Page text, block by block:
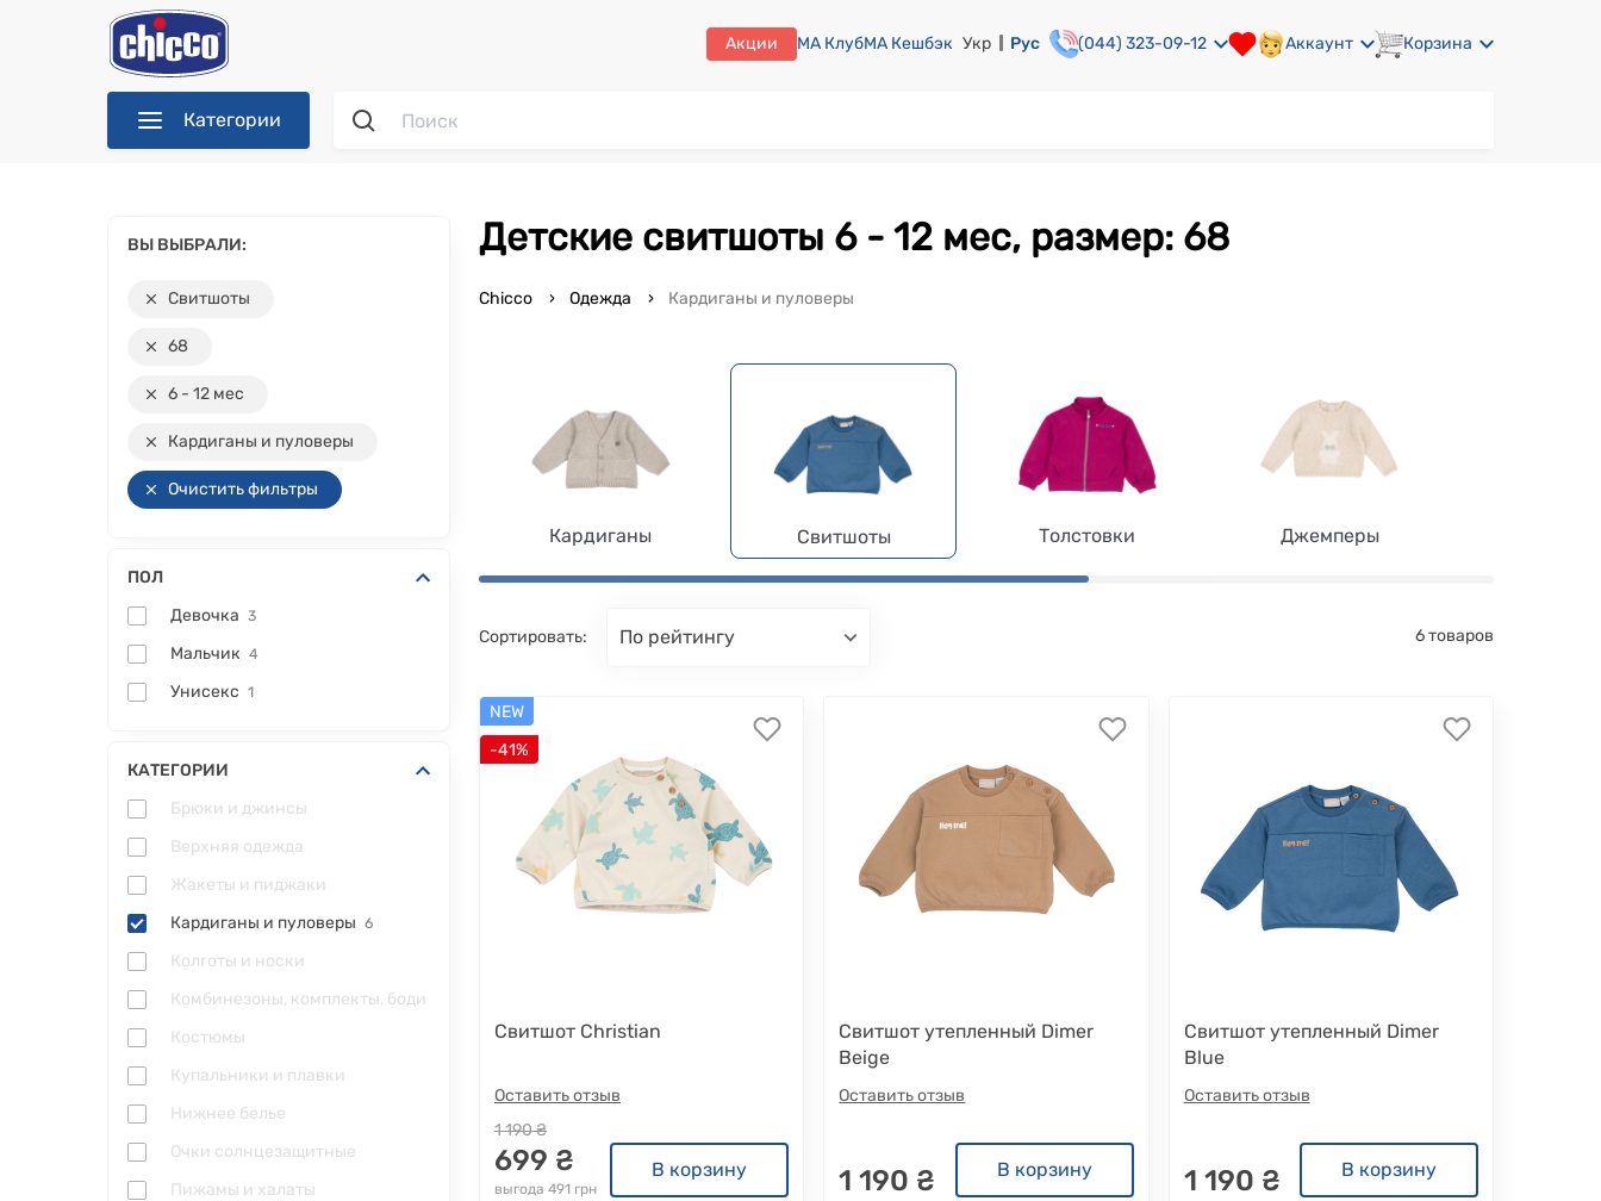
Акции МА КлубМА Кешбэк Укр Рус (044) 323-09-12 Аккаунт Корзина
Категории
ВЫ ВЫБРАЛИ:
Свитшоты
68
6 - 12 мес
Кардиганы и пуловеры
Очистить фильтры
ПОЛ
Девочка 3
Мальчик 4
Унисекс 1
КАТЕГОРИИ
Брюки и джинсы
Верхняя одежда
Жакеты и пиджаки
Кардиганы и пуловеры 6
Колготы и носки
Комбинезоны, комплекты, боди
Костюмы
Купальники и плавки
Нижнее белье
Очки солнцезащитные
Пижамы и халаты
Детские свитшоты 6 - 12 мес, размер: 68
Chicco Одежда Кардиганы и пуловеры
Кардиганы Свитшоты Толстовки Джемперы
Сортировать: по рейтингу 6 товаров
NEW
-41%
Свитшот Christian
Оставить отзыв
1 190 ₴
699 ₴
выгода 491 грн
В корзину
Свитшот утепленный Dimer
Beige
Оставить отзыв
1 190 ₴ В корзину
Свитшот утепленный Dimer
Blue
Оставить отзыв
1 190 ₴ В корзину